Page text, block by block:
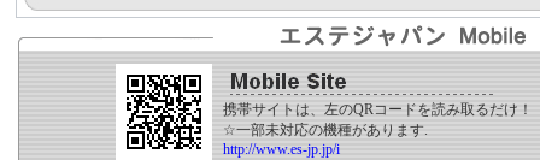
携帯サイトは、左のQRコードを読み取るだけ！
☆一部未対応の機種があります.
http://www.es-jp.jp/i